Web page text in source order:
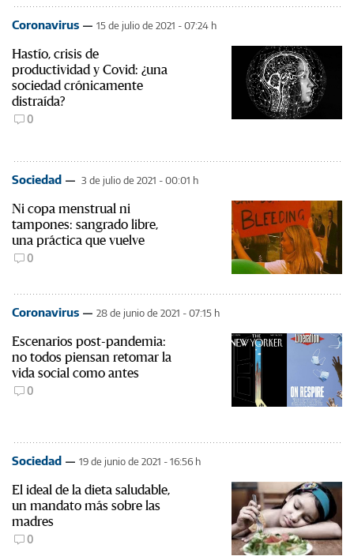
Coronavirus 15 de julio de 2021 - 07:24 h
Hastío, crisis de
productividad y Covid: ¿una
sociedad crónicamente
distraída?
0
Sociedad 3 de julio de 2021 - 00:01 h
Ni copa menstrual ni
tampones: sangrado libre,
una práctica que vuelve
0
Coronavirus 28 de junio de 2021 - 07:15 h
Escenarios post-pandemia:
no todos piensan retomar la
vida social como antes
0
Sociedad 19 de junio de 2021 - 16:56 h
El ideal de la dieta saludable,
un mandato más sobre las
madres
0